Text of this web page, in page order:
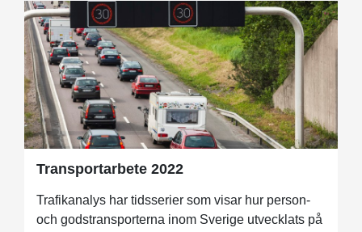
Transportarbete 2022
Trafikanalys har tidsserier som visar hur person-
och godstransporterna inom Sverige utvecklats på